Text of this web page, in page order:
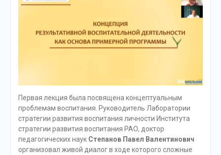
Первая лекция была посвящена концептуальным
проблемам воспитания. Руководитель Лаборатории
стратегии развития воспитания личности Института
стратегии развития воспитания РАО, доктор
педагогических наук Степанов Павел Валентинович
организовал живой диалог в ходе которого сложные